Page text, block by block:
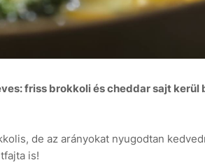
friss brokkoli és cheddar sajt kerül
de az arányokat nyugodtan
is!